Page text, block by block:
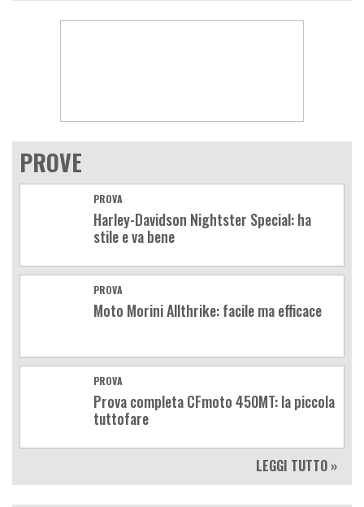
PROVE
PROVA
Harley-Davidson Nightster Special: ha
stile e va bene
PROVA
Moto Morini Allthrike: facile ma efficace
PROVA
Prova completa CFmoto 450MT: la piccola
tuttofare
LEGGI TUTTO »